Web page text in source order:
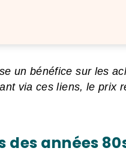
un bénéfice sur les
via ces liens, le prix
années